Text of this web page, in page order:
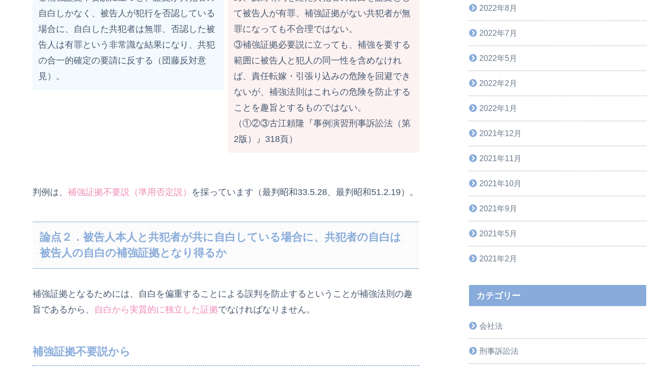
自白しかなく、被告人が犯行を否認している
場合に、自白した共犯者は無罪、否認した被
告人は有罪という非常識な結果になり、共犯
の合一的確定の要請に反する（団藤反対意
見）。
て被告人が有罪、補強証拠がない共犯者が無
罪になっても不合理ではない。
③補強証拠必要説に立っても、補強を要する
範囲に被告人と犯人の同一性を含めなけれ
ば、責任転嫁・引張り込みの危険を回避でき
ないが、補強法則はこれらの危険を防止する
ことを趣旨とするものではない。
（①②③古江頼隆『事例演習刑事訴訟法（第
2版）』318頁）
判例は、 補強証拠不要説（準用否定説） を採っています（最判昭和33.5.28、最判昭和51.2.19）。
論点２．被告人本人と共犯者が共に自白している場合に、共犯者の自白は
被告人の自白の補強証拠となり得るか
補強証拠となるためには、自白を偏重することによる誤判を防止するということが補強法則の趣
旨であるから、
自白から実質的に独立した証拠でなければなりません。
補強証拠不要説から
2022年8月
2022年7月
2022年5月
2022年2月
2022年1月
2021年12月
2021年11月
2021年10月
2021年9月
2021年5月
2021年2月
カテゴリー
会社法
刑事訴訟法